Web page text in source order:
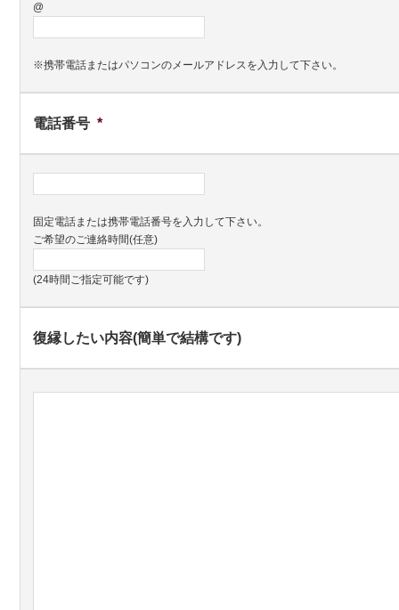
@
※携帯電話またはパソコンのメールアドレスを入力して下さい。
電話番号 *
固定電話または携帯電話番号を入力して下さい。
ご希望のご連絡時間(任意)
(24時間ご指定可能です)
復縁したい内容(簡単で結構です)